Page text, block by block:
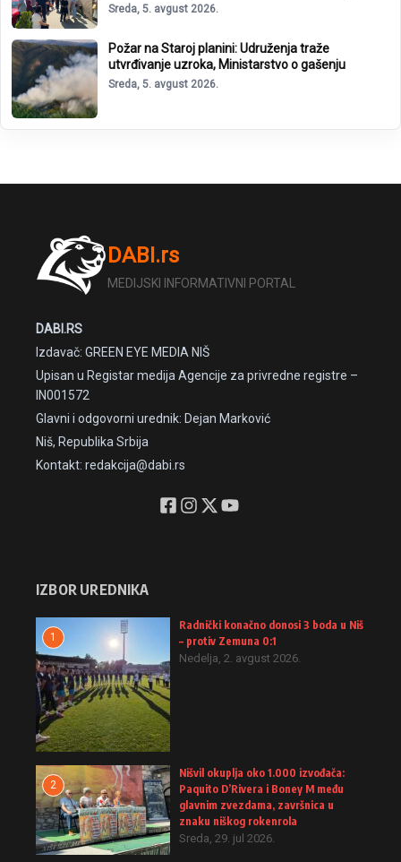
Sreda, 5. avgust 2026.
Požar na Staroj planini: Udruženja traže
utvrđivanje uzroka, Ministarstvo o gašenju
Sreda, 5. avgust 2026.
DABI.rs
MEDIJSKI INFORMATIVNI PORTAL
DABI.RS
Izdavač: GREEN EYE MEDIA NIŠ
Upisan u Registar medija Agencije za privredne registre –
IN001572
Glavni i odgovorni urednik: Dejan Marković
Niš, Republika Srbija
Kontakt: redakcija@dabi.rs
IZBOR UREDNIKA
1
Radnički konačno donosi 3 boda u Niš
– protiv Zemuna 0:1
Nedelja, 2. avgust 2026.
2
Nišvil okuplja oko 1.000 izvođača:
Paquito D’Rivera i Boney M među
glavnim zvezdama, završnica u
znaku niškog rokenrola
Sreda, 29. jul 2026.